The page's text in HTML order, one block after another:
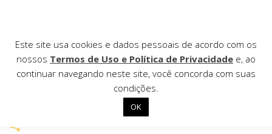
Notícias
Este site usa cookies e dados pessoais de acordo com os
nossos Termos de Uso e Política de Privacidade e, ao
continuar navegando neste site, você concorda com suas
condições.
OK